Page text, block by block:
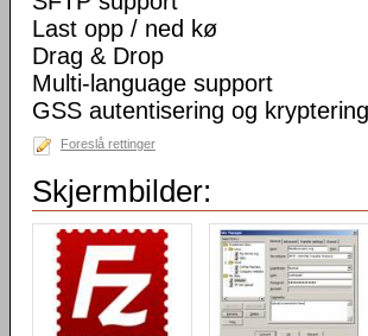
Last opp / ned kø
Drag & Drop
Multi-language support
GSS autentisering og
Foreslå rettinger
Skjermbilder: